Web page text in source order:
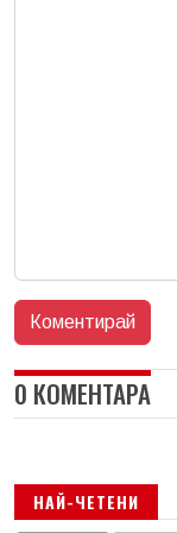
0 КОМЕНТАРА
НАЙ-ЧЕТЕНИ